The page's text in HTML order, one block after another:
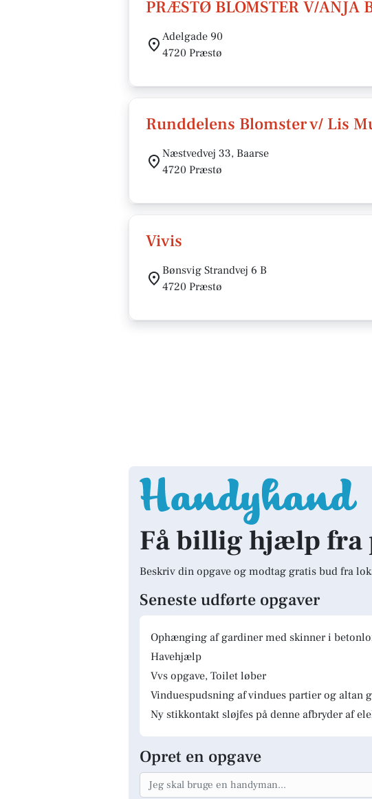
PRÆSTØ BLOMSTER V/ANJA
Adelgade 90
4720 Præstø
Runddelens Blomster v/ Lis
Næstvedvej 33, Baarse
4720 Præstø
Vivis
Bønsvig Strandvej 6 B
4720 Præstø
Få billig hjælp fra
Beskriv din opgave og modtag gratis bud fra
Seneste udførte opgaver
Ophænging af gardiner med skinner i
Havehjælp
Vvs opgave, Toilet løber
Vinduespudsning af vindues partier og altan
Ny stikkontakt sløjfes på denne afbryder af
Opret en opgave